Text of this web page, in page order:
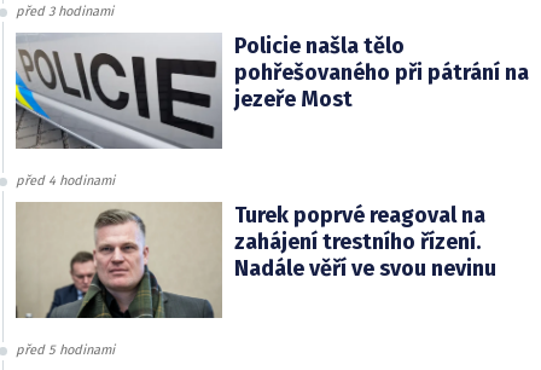
před 3 hodinami
Policie našla tělo
pohřešovaného při pátrání na
jezeře Most
před 4 hodinami
Turek poprvé reagoval na
zahájení trestního řízení.
Nadále věří ve svou nevinu
před 5 hodinami